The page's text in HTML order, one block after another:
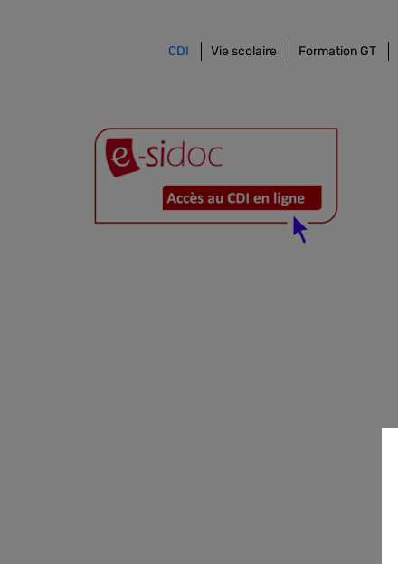
CDI Vie scolaire Formation GT